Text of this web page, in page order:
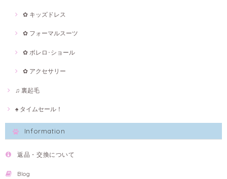
✿ キッズドレス
✿ フォーマルスーツ
✿ ボレロ･ショール
✿ アクセサリー
♫ 裏起毛
♠ タイムセール！
Information
返品・交換について
Blog